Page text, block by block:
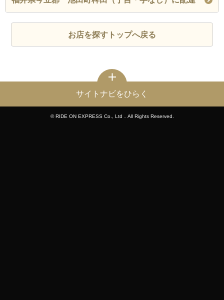
お店を探すトップへ戻る
サイトナビをひらく
© RIDE ON EXPRESS Co., Ltd．All Rights Reserved.